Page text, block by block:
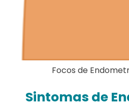
Focos de
Sintomas de